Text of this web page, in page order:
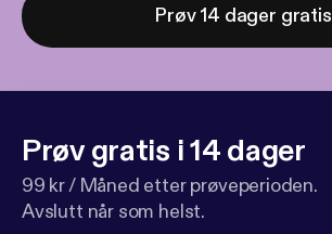
Prøv 14 dager gratis
Prøv gratis i 14 dager
99 kr / Måned etter prøveperioden.
Avslutt når som helst.